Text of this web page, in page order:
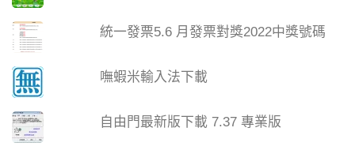
統一發票5.6 月發票對獎2022中獎號碼
嘸蝦米輸入法下載
自由門最新版下載 7.37 專業版